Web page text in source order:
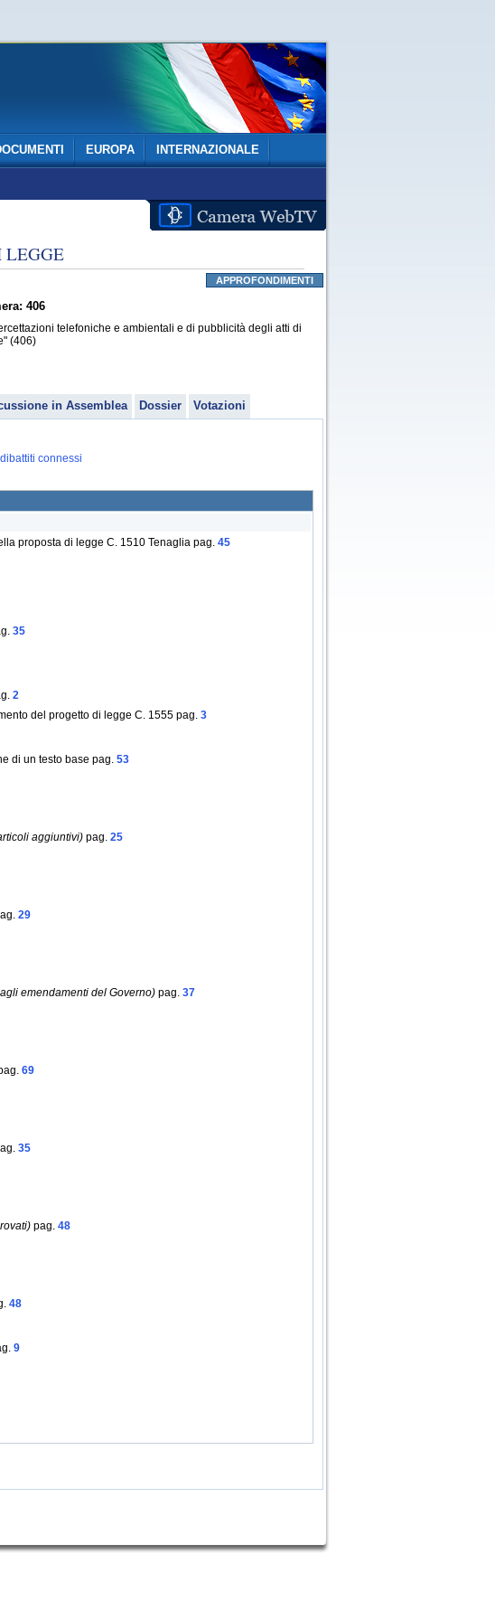
EUROPA INTERNAZIONALE
LEGGE
APPROFONDIMENTI
406
telefoniche e ambientali e di pubblicità degli atti di
(406)
in Assemblea Dossier Votazioni
connessi
proposta di legge C. 1510 Tenaglia pag. 45
35
2
del progetto di legge C. 1555 pag. 3
di un testo base pag. 53
aggiuntivi) pag. 25
29
emendamenti del Governo) pag. 37
69
35
pag. 48
48
9